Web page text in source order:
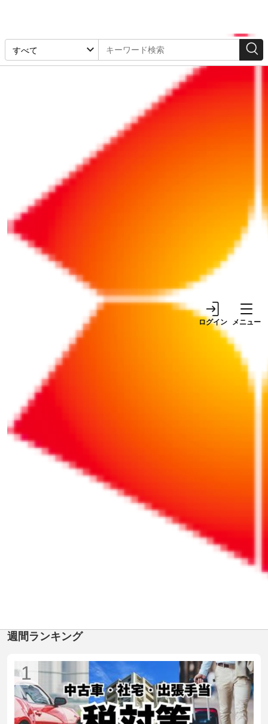
ログイン メニュー
「工程管理」の検索結果
リポート
2025/02/11
【業務効率化】PERT図
を作成してプロジェクト
の状況を「見える化」し
スケジュール管理を阻む
「先延ばし癖」を改善
【業務効率化】業務マニ
ュアルの作成はマニュア
ル化しやすい業務から進
める
【業務効率化】業務マニ
ュアル運用を成功させる
秘訣は「経営者の思い」
実践的な業務改善に使え
る5S活用法
1
週間ランキング
1